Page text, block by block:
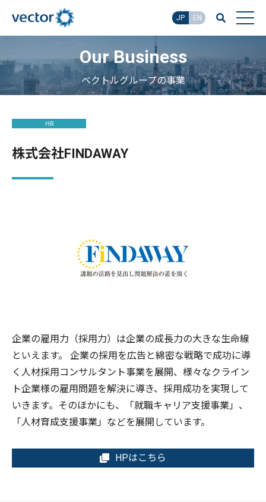
JP EN
Our Business
ベクトルグループの事業
HR
株式会社FINDAWAY
企業の雇用力（採用力）は企業の成長力の大きな生命線
といえます。 企業の採用を広告と綿密な戦略で成功に導
く人材採用コンサルタント事業を展開、様々なクライン
ト企業様の雇用問題を解決に導き、採用成功を実現して
いきます。そのほかにも、「就職キャリア支援事業」、
「人材育成支援事業」などを展開しています。
HPはこちら